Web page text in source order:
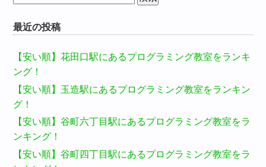
最近の投稿
【安い順】花田口駅にあるプログラミング教室をランキ
ング！
【安い順】玉造駅にあるプログラミング教室をランキン
グ！
【安い順】谷町六丁目駅にあるプログラミング教室をラ
ンキング！
【安い順】谷町四丁目駅にあるプログラミング教室をラ